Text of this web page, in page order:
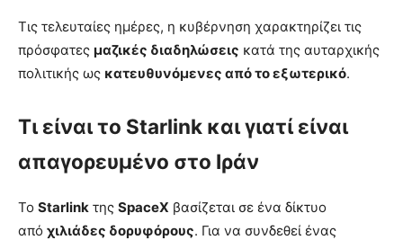
Τις τελευταίες ημέρες, η κυβέρνηση χαρακτηρίζει τις
πρόσφατες μαζικές διαδηλώσεις κατά της αυταρχικής
πολιτικής ως κατευθυνόμενες από το εξωτερικό.
Τι είναι το Starlink και γιατί είναι
απαγορευμένο στο Ιράν
Το Starlink της SpaceX βασίζεται σε ένα δίκτυο
από χιλιάδες δορυφόρους. Για να συνδεθεί ένας